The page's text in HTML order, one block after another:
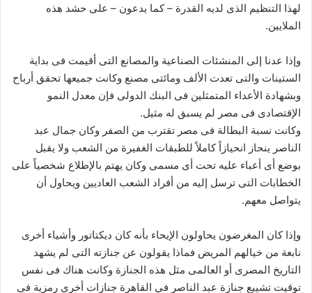
لهذا التنظيم الذى لديه القدرة – كما يدعون – على حشد هذه
الملايين.
وإذا عدنا إلى المنشئات الصناعية والمصانع التى أقيمت فى بداية
الستينات والتى تعدت الألف ومائتى مصنع وكانت جميعها تحقق أرباح
وبشهادة الأعداء المتمثلين فى البنك الدولى فإن معدل النمو
الإقتصادى فى مصر لم يسبق له مثيل.
وكانت نسبة البطالة فى مصر تقترب من الصفر وكان جمال عبد
الناصر ينحاز انحيازاً كاملاً للطبقات الغفيرة من الشعب ولا يقبل
بوضع أى أعباء عليه تحت أى مسمى وكان يهتم بالإطلاع شخصياً على
الخطابات التى ترسل إليه من أفراد الشعب العاديين ويحاول أن
يتواصل معهم.
وإذا كان المغرضون يحاولون الإيحاء بأنه كان ديكتاتور وأشياء أخرى
نابعة من خيالهم المريض فماذا يقولون عن جنازته التى لم يشهد
التاريخ المصرى أو العالمى مثل هذه الجنازة وكانت هناك فى نفس
توقيت تشييع جنازة عبد الناصر فى القاهرة جنازات أخرى رمزية فى